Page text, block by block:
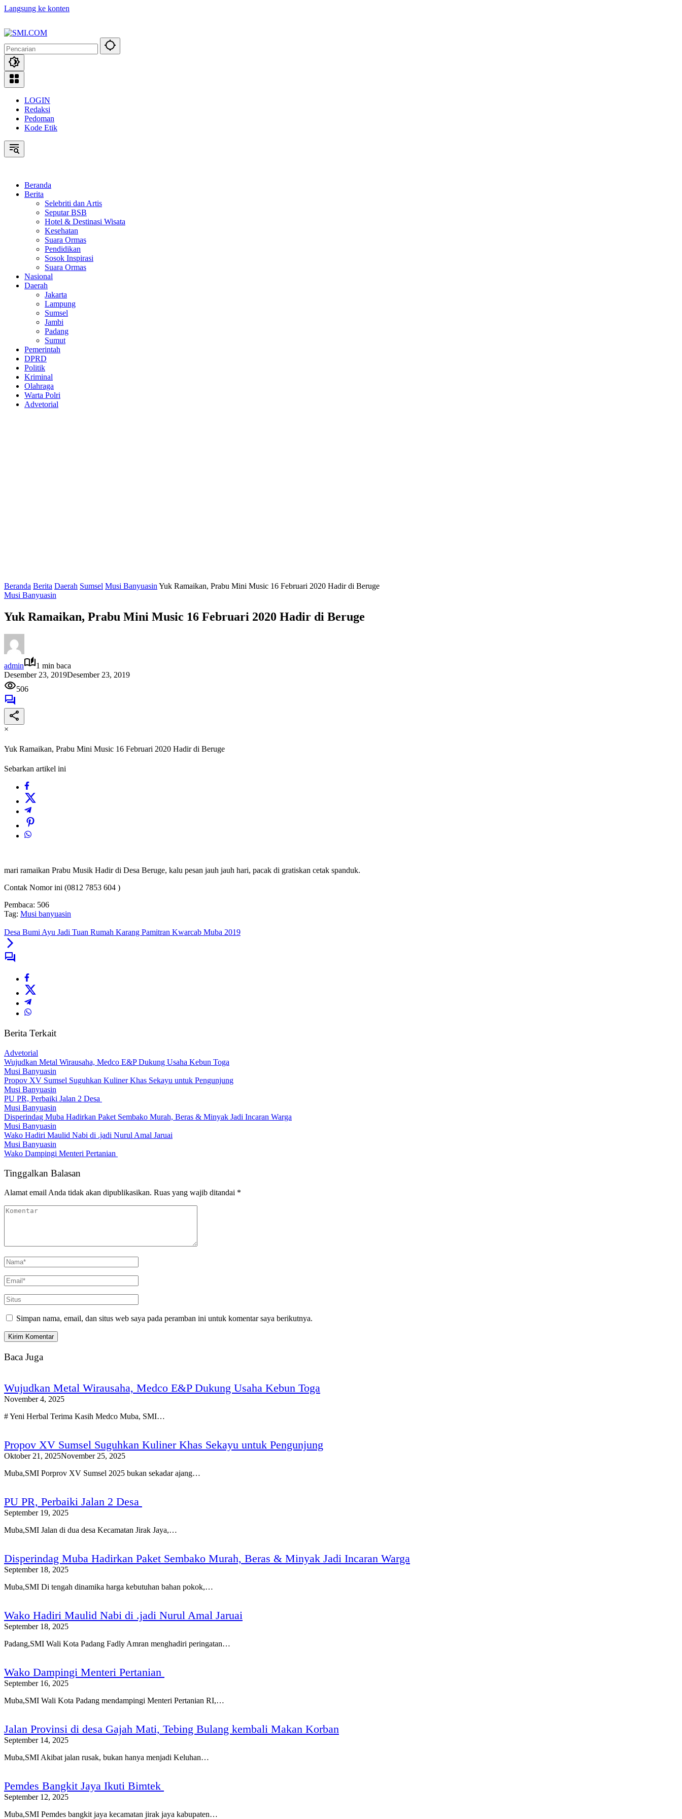
Langsung ke konten
LOGIN
Redaksi
Pedoman
Kode Etik
Beranda
Berita
Selebriti dan Artis
Seputar BSB
Hotel & Destinasi Wisata
Kesehatan
Suara Ormas
Pendidikan
Sosok Inspirasi
Suara Ormas
Nasional
Daerah
Jakarta
Lampung
Sumsel
Jambi
Padang
Sumut
Pemerintah
DPRD
Politik
Kriminal
Olahraga
Warta Polri
Advetorial
Beranda Berita Daerah Sumsel Musi Banyuasin Yuk Ramaikan, Prabu Mini Music 16 Februari 2020 Hadir di Beruge
Musi Banyuasin
Yuk Ramaikan, Prabu Mini Music 16 Februari 2020 Hadir di Beruge
admin
1 min baca
Desember 23, 2019Desember 23, 2019
506
×
Yuk Ramaikan, Prabu Mini Music 16 Februari 2020 Hadir di Beruge
Sebarkan artikel ini
mari ramaikan Prabu Musik Hadir di Desa Beruge, kalu pesan jauh jauh hari, pacak di gratiskan cetak spanduk.
Contak Nomor ini (0812 7853 604 )
Pembaca: 506
Tag: Musi banyuasin
Desa Bumi Ayu Jadi Tuan Rumah Karang Pamitran Kwarcab Muba 2019
Berita Terkait
Advetorial
Wujudkan Metal Wirausaha, Medco E&P Dukung Usaha Kebun Toga
Musi Banyuasin
Propov XV Sumsel Suguhkan Kuliner Khas Sekayu untuk Pengunjung
Musi Banyuasin
PU PR, Perbaiki Jalan 2 Desa
Musi Banyuasin
Disperindag Muba Hadirkan Paket Sembako Murah, Beras & Minyak Jadi Incaran Warga
Musi Banyuasin
Wako Hadiri Maulid Nabi di .jadi Nurul Amal Jaruai
Musi Banyuasin
Wako Dampingi Menteri Pertanian
Tinggalkan Balasan
Alamat email Anda tidak akan dipublikasikan. Ruas yang wajib ditandai *
Simpan nama, email, dan situs web saya pada peramban ini untuk komentar saya berikutnya.
Baca Juga
Wujudkan Metal Wirausaha, Medco E&P Dukung Usaha Kebun Toga
November 4, 2025
# Yeni Herbal Terima Kasih Medco Muba, SMI…
Propov XV Sumsel Suguhkan Kuliner Khas Sekayu untuk Pengunjung
Oktober 21, 2025November 25, 2025
Muba,SMI Porprov XV Sumsel 2025 bukan sekadar ajang…
PU PR, Perbaiki Jalan 2 Desa
September 19, 2025
Muba,SMI Jalan di dua desa Kecamatan Jirak Jaya,…
Disperindag Muba Hadirkan Paket Sembako Murah, Beras & Minyak Jadi Incaran Warga
September 18, 2025
Muba,SMI Di tengah dinamika harga kebutuhan bahan pokok,…
Wako Hadiri Maulid Nabi di .jadi Nurul Amal Jaruai
September 18, 2025
Padang,SMI Wali Kota Padang Fadly Amran menghadiri peringatan…
Wako Dampingi Menteri Pertanian
September 16, 2025
Muba,SMI Wali Kota Padang mendampingi Menteri Pertanian RI,…
Jalan Provinsi di desa Gajah Mati, Tebing Bulang kembali Makan Korban
September 14, 2025
Muba,SMI Akibat jalan rusak, bukan hanya menjadi Keluhan…
Pemdes Bangkit Jaya Ikuti Bimtek
September 12, 2025
Muba,SMI Pemdes bangkit jaya kecamatan jirak jaya kabupaten…